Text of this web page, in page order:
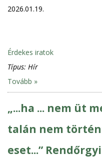
2026.01.19.
Érdekes iratok
Típus: Hír
Tovább »
„...ha ... nem üt
talán nem
eset...”